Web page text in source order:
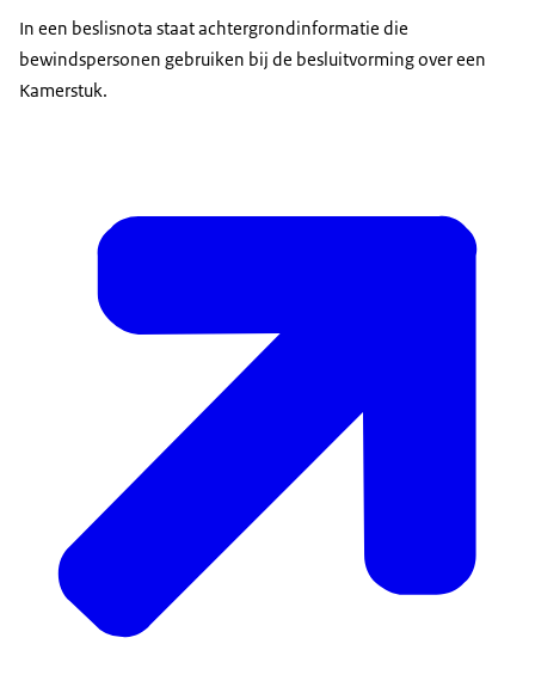
In een beslisnota staat achtergrondinformatie die
bewindspersonen gebruiken bij de besluitvorming over een
Kamerstuk.